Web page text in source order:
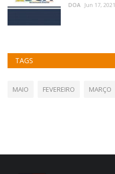
DOA Jun 17, 2021
TAGS
MAIO FEVEREIRO MARÇO